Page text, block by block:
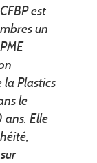
est
un
Plastics
le
ans. Elle